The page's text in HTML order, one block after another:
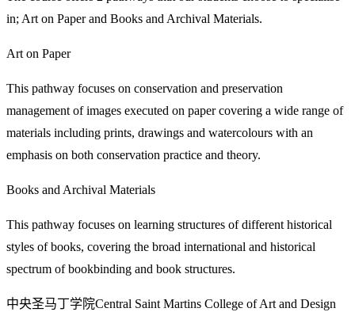
in; Art on Paper and Books and Archival Materials.
Art on Paper
This pathway focuses on conservation and preservation
management of images executed on paper covering a wide range of
materials including prints, drawings and watercolours with an
emphasis on both conservation practice and theory.
Books and Archival Materials
This pathway focuses on learning structures of different historical
styles of books, covering the broad international and historical
spectrum of bookbinding and book structures.
中央圣马丁学院Central Saint Martins College of Art and Design